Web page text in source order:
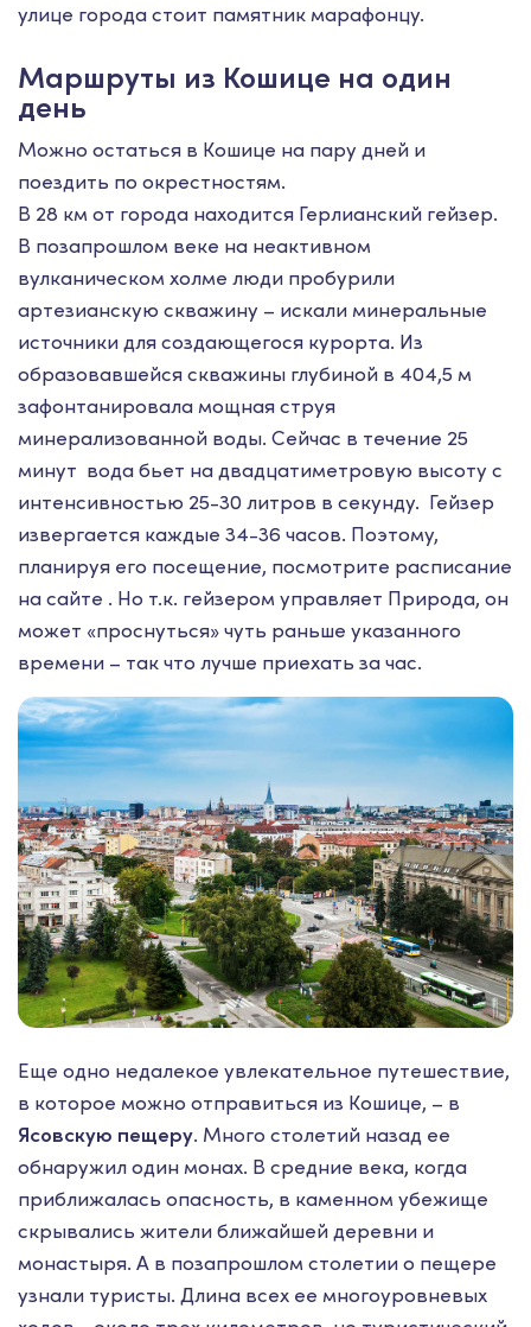
улице города стоит памятник марафонцу.
Маршруты из Кошице на один
день
Можно остаться в Кошице на пару дней и
поездить по окрестностям.
В 28 км от города находится Герлианский гейзер.
В позапрошлом веке на неактивном
вулканическом холме люди пробурили
артезианскую скважину – искали минеральные
источники для создающегося курорта. Из
образовавшейся скважины глубиной в 404,5 м
зафонтанировала мощная струя
минерализованной воды. Сейчас в течение 25
минут вода бьет на двадцатиметровую высоту с
интенсивностью 25-30 литров в секунду. Гейзер
извергается каждые 34-36 часов. Поэтому,
планируя его посещение, посмотрите расписание
на сайте . Но т.к. гейзером управляет Природа, он
может «проснуться» чуть раньше указанного
времени – так что лучше приехать за час.
Еще одно недалекое увлекательное путешествие,
в которое можно отправиться из Кошице, – в
Ясовскую пещеру. Много столетий назад ее
обнаружил один монах. В средние века, когда
приближалась опасность, в каменном убежище
скрывались жители ближайшей деревни и
монастыря. А в позапрошлом столетии о пещере
узнали туристы. Длина всех ее многоуровневых